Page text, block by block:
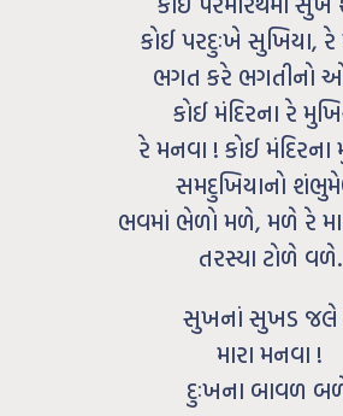
કોઈ પરદુઃખે સુખિયા,
ભગત કરે ભગતીનો
કોઈ મંદિરના રે
રે મનવા ! કોઈ મંદિરના
સમદુખિયાનો
ભવમાં ભેળો મળે, મળે રે
તરસ્યા ટોળે વળે.
સુખનાં સુખડ જલે
મારા મનવા !
દુઃખના બાવળ